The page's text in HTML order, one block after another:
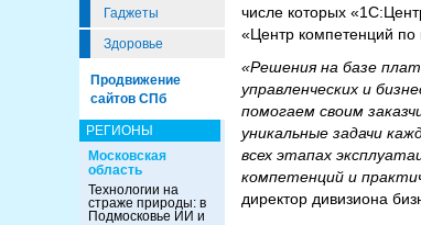
Гаджеты
Здоровье
Продвижение
сайтов СПб
РЕГИОНЫ
Московская
область
Технологии на
страже природы: в
Подмосковье ИИ и
числе которых
«Центр компетенций по
«Решения на базе
управленческих и
помогаем своим
уникальные задачи
всех этапах
компетенций и
директор дивизиона